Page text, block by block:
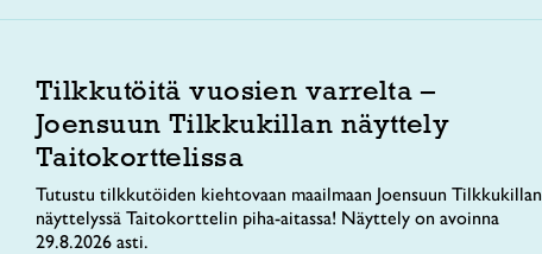
Tilkkutöitä vuosien varrelta –
Joensuun Tilkkukillan näyttely
Taitokorttelissa
Tutustu tilkkutöiden kiehtovaan maailmaan Joensuun Tilkkukillan
näyttelyssä Taitokorttelin piha-aitassa! Näyttely on avoinna
29.8.2026 asti.